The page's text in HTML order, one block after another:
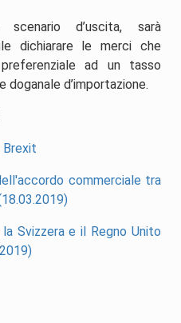
scenario d’uscita, sarà
dichiarare le merci che
ad un tasso
d’importazione.
Brexit
commer­ci­ale tra
Svizzera e il Regno Unito